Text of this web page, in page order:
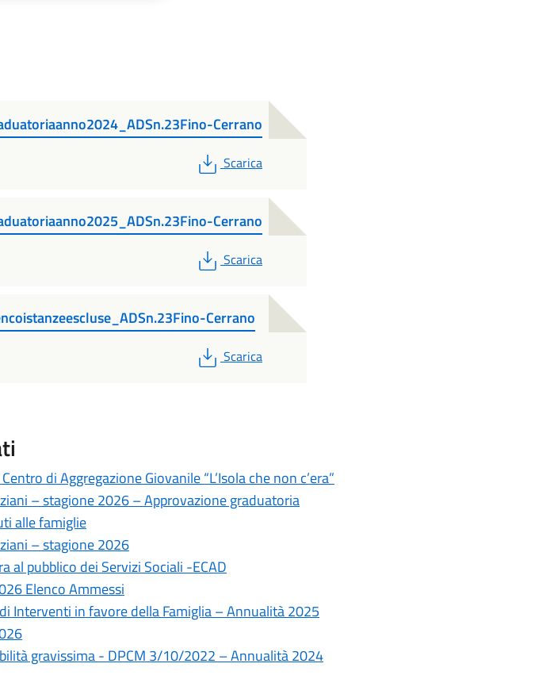
Cerrano
PDF
Scarica
Cerrano
PDF
Scarica
Cerrano
PDF
Scarica
di Aggregazione Giovanile “L’Isola che non c’era”
– stagione 2026 – Approvazione graduatoria
alle famiglie
– stagione 2026
al pubblico dei Servizi Sociali -ECAD
Elenco Ammessi
Interventi in favore della Famiglia – Annualità 2025
gravissima - DPCM 3/10/2022 – Annualità 2024